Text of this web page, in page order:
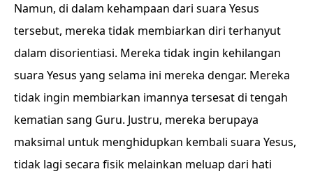
Namun, di dalam kehampaan dari suara Yesus
tersebut, mereka tidak membiarkan diri terhanyut
dalam disorientiasi. Mereka tidak ingin kehilangan
suara Yesus yang selama ini mereka dengar. Mereka
tidak ingin membiarkan imannya tersesat di tengah
kematian sang Guru. Justru, mereka berupaya
maksimal untuk menghidupkan kembali suara Yesus,
tidak lagi secara fisik melainkan meluap dari hati